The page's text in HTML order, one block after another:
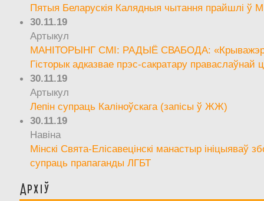
Пятыя Беларускія Калядныя чытання прайшлі ў
30.11.19
Артыкул
МАНІТОРЫНГ СМІ: РАДЫЁ СВАБОДА:
Гісторык адказвае прэс-сакратару праваслаўнай
30.11.19
Артыкул
Лепін супраць Каліноўскага (запісы ў ЖЖ)
30.11.19
Навіна
Мінскі Свята-Елісавецінскі манастыр ініцыяваў
супраць прапаганды ЛГБТ
Архіў